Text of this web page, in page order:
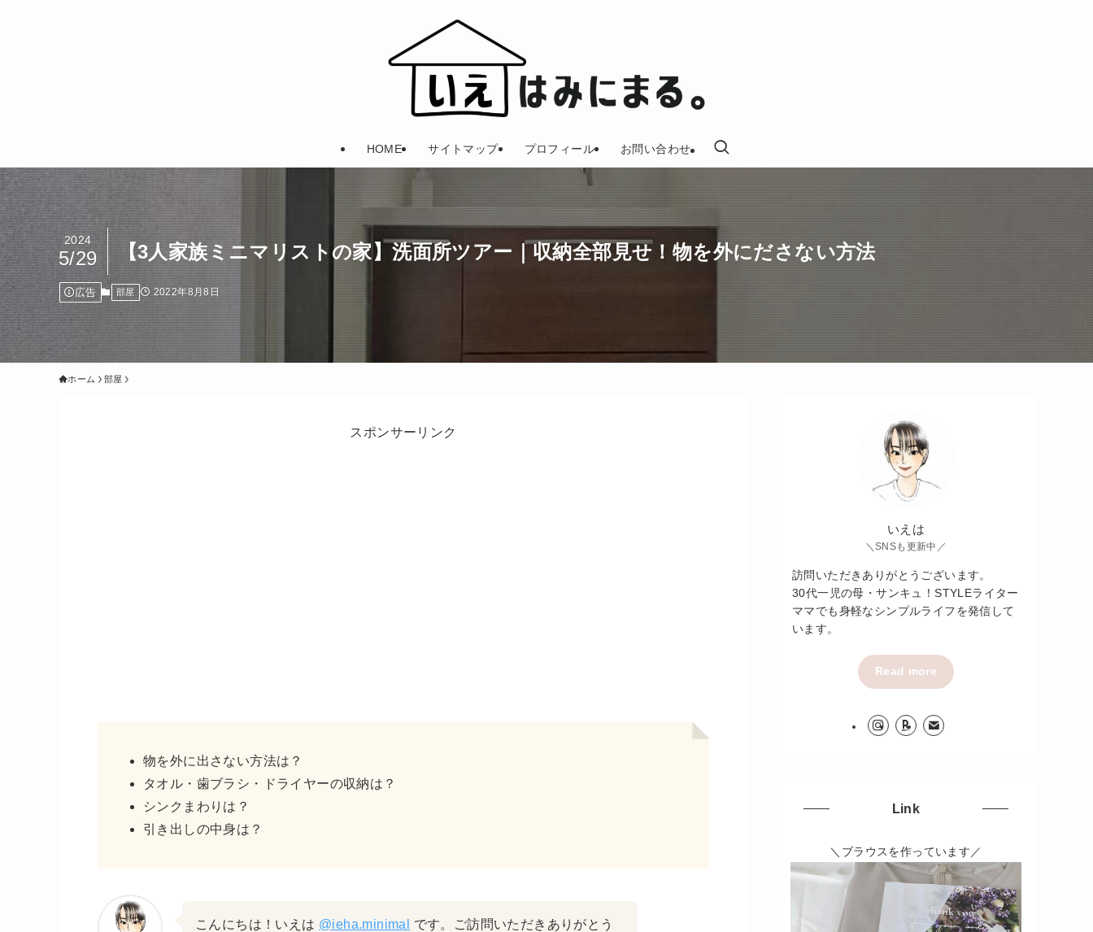
HOME サイトマップ プロフィール お問い合わせ
【3人家族ミニマリストの家】洗面所ツアー｜収納全部見せ！物を外にださない方法
2024
5/29
広告 部屋 2022年8月8日
ホーム 部屋
スポンサーリンク
物を外に出さない方法は？
タオル・歯ブラシ・ドライヤーの収納は？
シンクまわりは？
引き出しの中身は？
こんにちは！いえは @ieha.minimal
です。ご訪問いただきありがとう
いえは
＼SNSも更新中／
訪問いただきありがとうございます。
30代一児の母・サンキュ！STYLEライター
ママでも身軽なシンプルライフを発信して
います。
Read more
Link
＼ブラウスを作っています／